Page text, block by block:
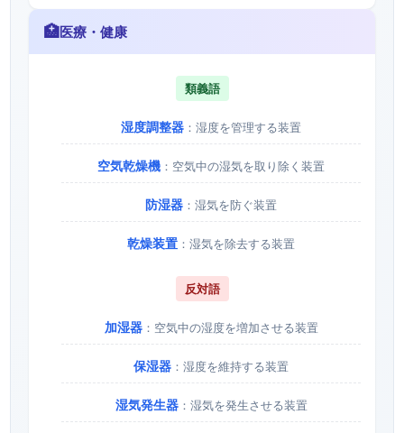
🏥医療・健康
類義語
湿度調整器 ：湿度を管理する装置
空気乾燥機 ：空気中の湿気を取り除く装置
防湿器 ：湿気を防ぐ装置
乾燥装置 ：湿気を除去する装置
反対語
加湿器：空気中の湿度を増加させる装置
保湿器 ：湿度を維持する装置
湿気発生器：湿気を発生させる装置